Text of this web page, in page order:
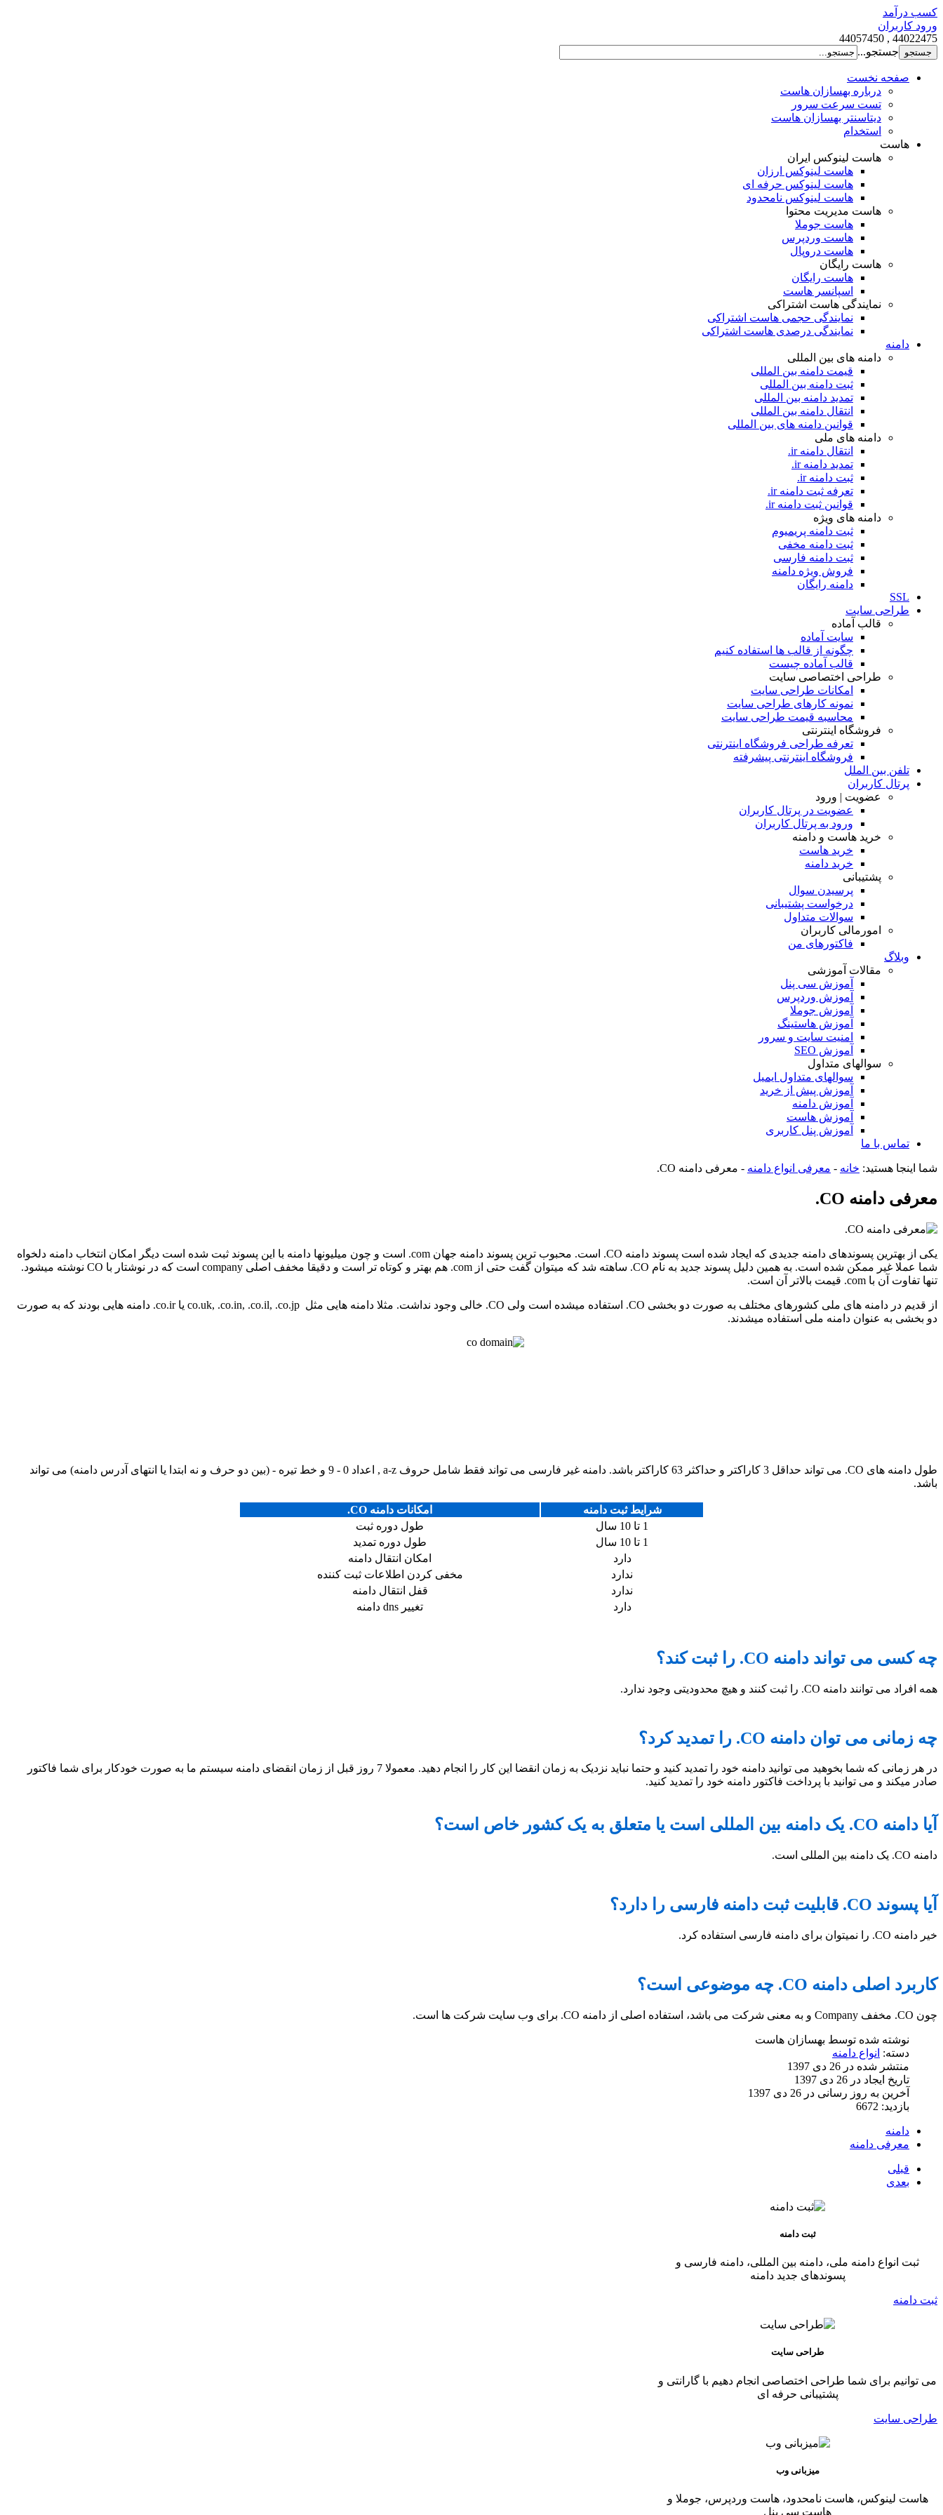
کسب درآمد
ورود کاربران
44022475 , 44057450
جستجو...
صفحه نخست
درباره بهسازان هاست
تست سرعت سرور
دیتاسنتر بهسازان هاست
استخدام
هاست
هاست لینوکس ایران
هاست لینوکس ارزان
هاست لینوکس حرفه ای
هاست لینوکس نامحدود
هاست مدیریت محتوا
هاست جوملا
هاست وردپرس
هاست دروپال
هاست رایگان
هاست رایگان
اسپانسر هاست
نمایندگی هاست اشتراکی
نمایندگی حجمی هاست اشتراکی
نمایندگی درصدی هاست اشتراکی
دامنه
دامنه های بین المللی
قیمت دامنه بین المللی
ثبت دامنه بین المللی
تمدید دامنه بین المللی
انتقال دامنه بین المللی
قوانین دامنه های بین المللی
دامنه های ملی
انتقال دامنه ir.
تمدید دامنه ir.
ثبت دامنه ir.
تعرفه ثبت دامنه ir.
قوانین ثبت دامنه ir.
دامنه های ویژه
ثبت دامنه پریمیوم
ثبت دامنه مخفی
ثبت دامنه فارسی
فروش ویژه دامنه
دامنه رایگان
SSL
طراحی سايت
قالب آماده
سایت آماده
چگونه از قالب ها استفاده کنیم
قالب آماده چیست
طراحی اختصاصی سایت
امکانات طراحی سایت
نمونه کارهای طراحی سایت
محاسبه قیمت طراحی سایت
فروشگاه اینترنتی
تعرفه طراحی فروشگاه اینترنتی
فروشگاه اینترنتی پیشرفته
تلفن بین الملل
پرتال کاربران
عضویت | ورود
عضویت در پرتال کاربران
ورود به پرتال کاربران
خرید هاست و دامنه
خرید هاست
خرید دامنه
پشتیبانی
پرسیدن سوال
درخواست پشتیبانی
سوالات متداول
امورمالی کاربران
فاکتورهای من
وبلاگ
مقالات آموزشی
آموزش سی پنل
آموزش وردپرس
آموزش جوملا
آموزش هاستینگ
امنیت سایت و سرور
آموزش SEO
سوالهای متداول
سوالهای متداول ایمیل
آموزش پیش از خرید
آموزش دامنه
آموزش هاست
آموزش پنل کاربری
تماس با ما
شما اینجا هستید: خانه - معرفی انواع دامنه - معرفی دامنه CO.
معرفی دامنه CO.
یکی از بهترین پسوندهای دامنه جدیدی که ایجاد شده است پسوند دامنه CO. است. محبوب ترین پسوند دامنه جهان com. است و چون میلیونها دامنه با این پسوند ثبت شده است دیگر امکان انتخاب دامنه دلخواه
شما عملا غیر ممکن شده است. به همین دلیل پسوند جدید به نام CO. ساهته شد که میتوان گفت حتی از com. هم بهتر و کوتاه تر است و دقیقا مخفف اصلی company است که در نوشتار با CO نوشته میشود.
تنها تفاوت آن با com. قیمت بالاتر آن است.
از قدیم در دامنه های ملی کشورهای مختلف به صورت دو بخشی CO. استفاده میشده است ولی CO. خالی وجود نداشت. مثلا دامنه هایی مثل co.uk, .co.in, .co.il, .co.jp یا co.ir. دامنه هایی بودند که به صورت
دو بخشی به عنوان دامنه ملی استفاده میشدند.
طول دامنه های CO. می تواند حداقل 3 کاراکتر و حداکثر 63 کاراکتر باشد. دامنه غیر فارسی می تواند فقط شامل حروف a-z , اعداد 0 - 9 و خط تیره - (بین دو حرف و نه ابتدا یا انتهای آدرس دامنه) می تواند
باشد.
شرایط ثبت دامنه
امکانات دامنه CO.
1 تا 10 سال
طول دوره ثبت
1 تا 10 سال
طول دوره تمدید
دارد
امکان انتقال دامنه
ندارد
مخفی کردن اطلاعات ثبت کننده
ندارد
قفل انتقال دامنه
دارد
تغییر dns دامنه
چه کسی می تواند دامنه CO. را ثبت کند؟
همه افراد می توانند دامنه CO. را ثبت کنند و هیچ محدودیتی وجود ندارد.
چه زمانی می توان دامنه CO. را تمدید کرد؟
در هر زمانی که شما بخوهید می توانید دامنه خود را تمدید کنید و حتما نباید نزدیک به زمان انقضا این کار را انجام دهید. معمولا 7 روز قبل از زمان انقضای دامنه سیستم ما به صورت خودکار برای شما فاکتور
صادر میکند و می توانید با پرداخت فاکتور دامنه خود را تمدید کنید.
آیا دامنه CO. یک دامنه بین المللی است یا متعلق به یک کشور خاص است؟
دامنه CO. یک دامنه بین المللی است.
آیا پسوند CO. قابلیت ثبت دامنه فارسی را دارد؟
خیر دامنه CO. را نمیتوان برای دامنه فارسی استفاده کرد.
کاربرد اصلی دامنه CO. چه موضوعی است؟
چون CO. مخفف Company و به معنی شرکت می باشد، استفاده اصلی از دامنه CO. برای وب سایت شرکت ها است.
نوشته شده توسط بهسازان هاست
دسته: انواع دامنه
منتشر شده در 26 دی 1397
تاریخ ایجاد در 26 دی 1397
آخرین به روز رسانی در 26 دی 1397
بازدید: 6672
دامنه
معرفی دامنه
قبلی
بعدی
ثبت دامنه
ثبت انواع دامنه ملی، دامنه بین المللی، دامنه فارسی و
پسوندهای جدید دامنه
ثبت دامنه
طراحی سایت
می توانیم برای شما طراحی اختصاصی انجام دهیم با گارانتی و
پشتیبانی حرفه ای
طراحی سایت
میزبانی وب
هاست لینوکس، هاست نامحدود، هاست وردپرس، جوملا و
هاست سی پنل